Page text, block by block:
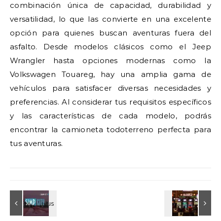
combinación única de capacidad, durabilidad y
versatilidad, lo que las convierte en una excelente
opción para quienes buscan aventuras fuera del
asfalto. Desde modelos clásicos como el Jeep
Wrangler hasta opciones modernas como la
Volkswagen Touareg, hay una amplia gama de
vehículos para satisfacer diversas necesidades y
preferencias. Al considerar tus requisitos específicos
y las características de cada modelo, podrás
encontrar la camioneta todoterreno perfecta para
tus aventuras.